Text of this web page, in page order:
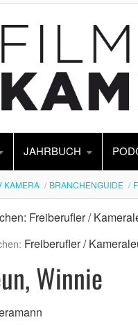
JAHRBUCH
KAMERA BRANCHENGUIDE
Freiberufler /
Freiberufler /
Winnie